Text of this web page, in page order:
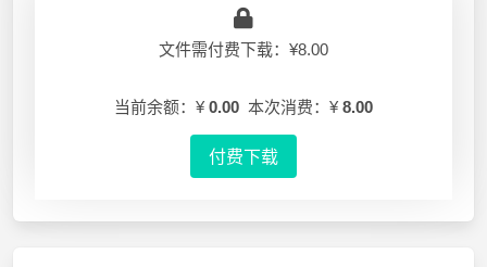
文件需付费下载：¥8.00
当前余额：¥ 0.00 本次消费：¥ 8.00
付费下载